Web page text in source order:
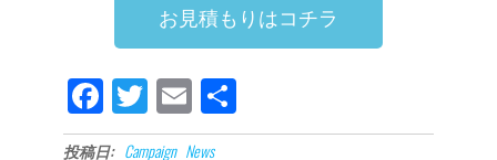
お見積もりはコチラ
Fa
ce
Tw
itt
E
m
共
有
投稿日: Campaign News